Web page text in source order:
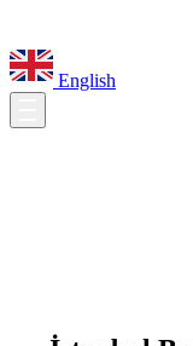
English